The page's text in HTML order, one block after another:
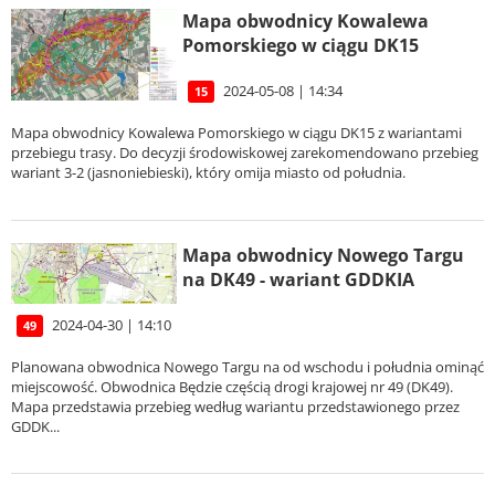
Mapa obwodnicy Kowalewa
Pomorskiego w ciągu DK15
15 2024-05-08 | 14:34
Mapa obwodnicy Kowalewa Pomorskiego w ciągu DK15 z wariantami
przebiegu trasy. Do decyzji środowiskowej zarekomendowano przebieg
wariant 3-2 (jasnoniebieski), który omija miasto od południa.
Mapa obwodnicy Nowego Targu
na DK49 - wariant GDDKIA
49 2024-04-30 | 14:10
Planowana obwodnica Nowego Targu na od wschodu i południa ominąć
miejscowość. Obwodnica Będzie częścią drogi krajowej nr 49 (DK49).
Mapa przedstawia przebieg według wariantu przedstawionego przez
GDDK...